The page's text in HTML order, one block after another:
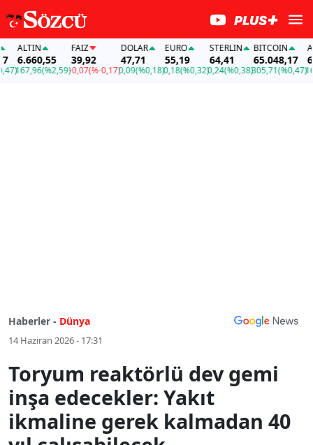
ALTIN
6.660,55
167,96(%2,59)
FAİZ
39,92
-0,07(%-0,17)
DOLAR
47,71
0,09(%0,18)
EURO
55,19
0,18(%0,32)
STERLIN
64,41
0,24(%0,38)
BITCOIN
65.048,17
305,71(%0,47)
Haberler - Dünya
14 Haziran 2026 - 17:31
Toryum reaktörlü dev gemi
inşa edecekler: Yakıt
ikmaline gerek kalmadan 40